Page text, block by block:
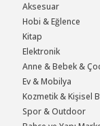
Aksesuar
Hobi & Eğlence
Kitap
Elektronik
Anne & Bebek &
Ev & Mobilya
Kozmetik & Kişisel
Spor & Outdoor